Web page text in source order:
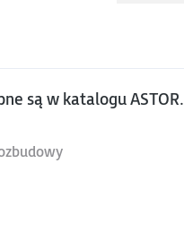
są w katalogu ASTOR.